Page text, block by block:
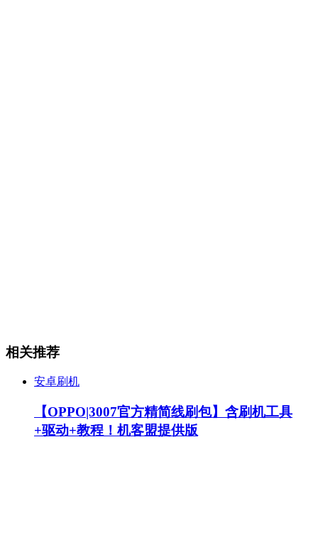
相关推荐
安卓刷机
【OPPO|3007官方精简线刷包】含刷机工具
+驱动+教程！机客盟提供版